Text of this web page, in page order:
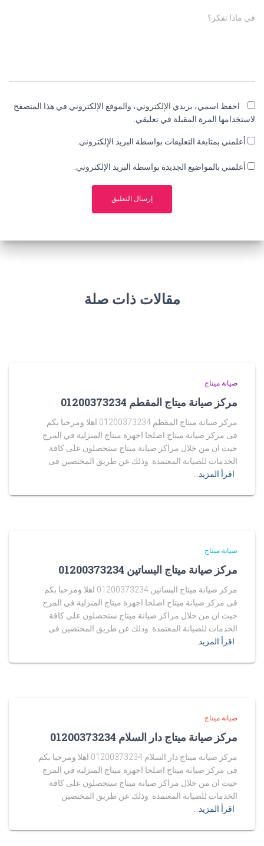
في ماذا تفكر؟
احفظ اسمي، بريدي الإلكتروني، والموقع الإلكتروني في هذا المتصفح
لاستخدامها المرة المقبلة في تعليقي.
أعلمني بمتابعة التعليقات بواسطة البريد الإلكتروني.
أعلمني بالمواضيع الجديدة بواسطة البريد الإلكتروني.
مقالات ذات صلة
صيانة ميتاج
مركز صيانة ميتاج المقطم 01200373234
مركز صيانة ميتاج المقطم 01200373234 اهلا ومرحبا بكم
فى مركز صيانة ميتاج اصلحا اجهزة ميتاج المنزلية في المرج
حيث ان من خلال مراكز صيانة ميتاج ستحصلون على كافة
الخدمات للصيانة المعتمدة. وذلك عن طريق المختصين فى
اقرأ المزيد…
صيانة ميتاج
مركز صيانة ميتاج البساتين 01200373234
مركز صيانة ميتاج البساتين 01200373234 اهلا ومرحبا بكم
فى مركز صيانة ميتاج اصلحا اجهزة ميتاج المنزلية في المرج
حيث ان من خلال مراكز صيانة ميتاج ستحصلون على كافة
الخدمات للصيانة المعتمدة. وذلك عن طريق المختصين فى
اقرأ المزيد…
صيانة ميتاج
مركز صيانة ميتاج دار السلام 01200373234
مركز صيانة ميتاج دار السلام 01200373234 اهلا ومرحبا بكم
فى مركز صيانة ميتاج اصلحا اجهزة ميتاج المنزلية في المرج
حيث ان من خلال مراكز صيانة ميتاج ستحصلون على كافة
الخدمات للصيانة المعتمدة. وذلك عن طريق المختصين
اقرأ المزيد…